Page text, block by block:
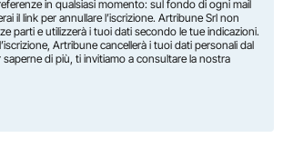
in qualsiasi momento: sul fondo di ogni mail
il link per annullare l’iscrizione. Artribune Srl non
parti e utilizzerà i tuoi dati secondo le tue indicazioni.
Artribune cancellerà i tuoi dati personali dal
di più, ti invitiamo a consultare la nostra